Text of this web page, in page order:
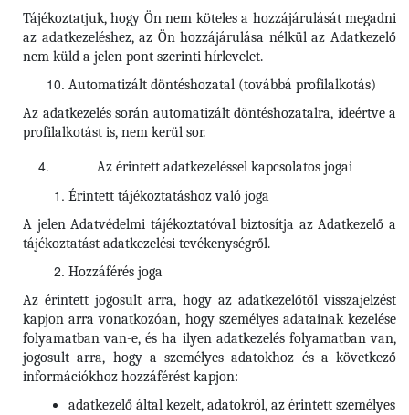
Tájékoztatjuk, hogy Ön nem köteles a hozzájárulását megadni
az adatkezeléshez, az Ön hozzájárulása nélkül az Adatkezelő
nem küld a jelen pont szerinti hírlevelet.
Automatizált döntéshozatal (továbbá profilalkotás)
Az adatkezelés során automatizált döntéshozatalra, ideértve a
profilalkotást is, nem kerül sor.
Az érintett adatkezeléssel kapcsolatos jogai
Érintett tájékoztatáshoz való joga
A jelen Adatvédelmi tájékoztatóval biztosítja az Adatkezelő a
tájékoztatást adatkezelési tevékenységről.
Hozzáférés joga
Az érintett jogosult arra, hogy az adatkezelőtől visszajelzést
kapjon arra vonatkozóan, hogy személyes adatainak kezelése
folyamatban van-e, és ha ilyen adatkezelés folyamatban van,
jogosult arra, hogy a személyes adatokhoz és a következő
információkhoz hozzáférést kapjon:
adatkezelő által kezelt, adatokról, az érintett személyes